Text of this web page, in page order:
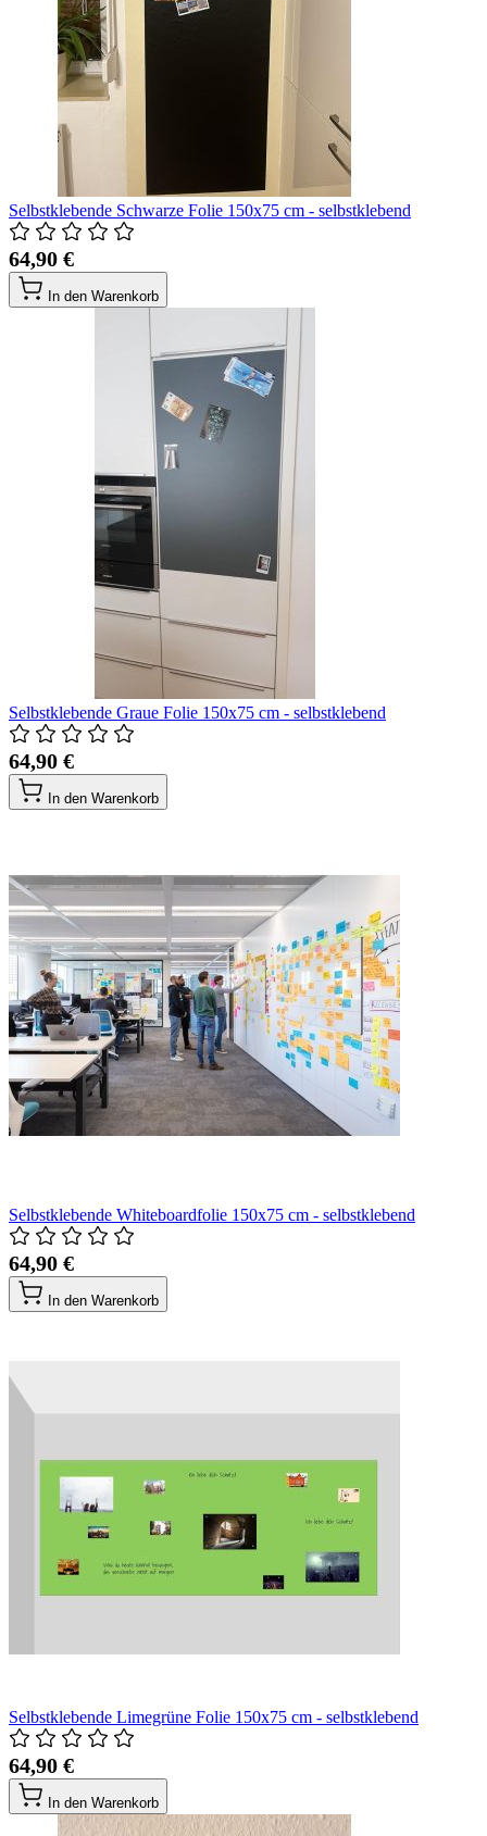
Selbstklebende Schwarze Folie 150x75 cm - selbstklebend
64,90 €
In den Warenkorb
Selbstklebende Graue Folie 150x75 cm - selbstklebend
64,90 €
In den Warenkorb
Selbstklebende Whiteboardfolie 150x75 cm - selbstklebend
64,90 €
In den Warenkorb
Selbstklebende Limegrüne Folie 150x75 cm - selbstklebend
64,90 €
In den Warenkorb